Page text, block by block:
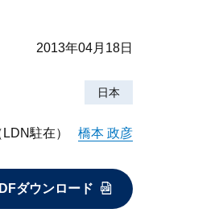
2013年04月18日
日本
駐在） 橋本 政彦
ダウンロード